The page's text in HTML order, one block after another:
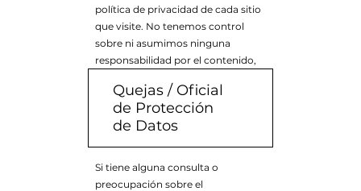
política de privacidad de cada sitio
que visite. No tenemos control
sobre ni asumimos ninguna
responsabilidad por el contenido,
prácticas de los sitios o servicios de
terceros.
Quejas / Oficial
de Protección
de Datos
Si tiene alguna consulta o
preocupación sobre el